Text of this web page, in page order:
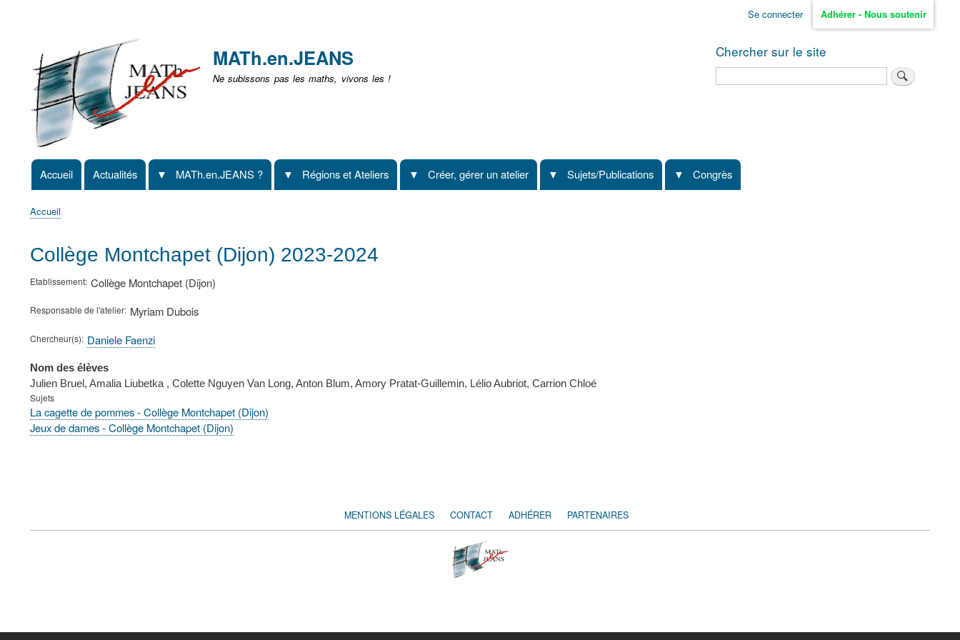
non
identifié
Se connecter Adhérer - Nous soutenir
MATh.en.JEANS
Ne subissons pas les maths, vivons les !
Chercher sur le site
Navigation
principale
Accueil Actualités MATh.en.JEANS ? Régions et Ateliers Créer, gérer un atelier Sujets/Publications Congrès
d'Ariane
Accueil
Collège Montchapet (Dijon) 2023-2024
Etablissement Collège Montchapet (Dijon)
Responsable de l'atelier Myriam Dubois
Chercheur(s) Daniele Faenzi
Nom des élèves
Julien Bruel, Amalia Liubetka , Colette Nguyen Van Long, Anton Blum, Amory Pratat-Guillemin, Lélio Aubriot, Carrion Chloé
Sujets
La cagette de pommes - Collège Montchapet (Dijon)
Jeux de dames - Collège Montchapet (Dijon)
FOOTER
MENTIONS LÉGALES CONTACT ADHÉRER PARTENAIRES